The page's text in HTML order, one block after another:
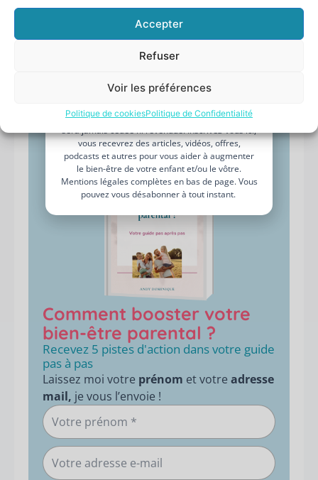
Accepter
Refuser
Voir les préférences
Politique de cookiesPolitique de Confidentialité
aussi partager vos expériences, vos succès, et même
MERCI D'AVOIR LU CET ARTICLE !
Comment booster votre
bien-être parental ?
Recevez 5 pistes d'action dans votre guide
pas à pas
Laissez moi votre prénom et votre adresse
mail, je vous l’envoie !
Votre
prénom
Votre
adresse
JE BOOST MON BIEN-ÊTRE PARENTAL
Je n’aime pas les spams : votre adresse email ne
sera jamais cédée ni revendue. Inscrivez-vous ici,
vous recevrez des articles, vidéos, offres,
podcasts et autres pour vous aider à augmenter
le bien-être de votre enfant et/ou le vôtre.
Mentions légales complètes en bas de page. Vous
pouvez vous désabonner à tout instant.